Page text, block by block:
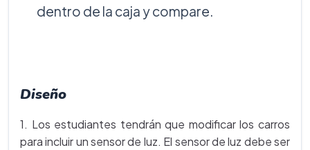
dentro de la caja y compare.
Diseño
1. Los estudiantes tendrán que modificar los carros
para incluir un sensor de luz. El sensor de luz debe ser